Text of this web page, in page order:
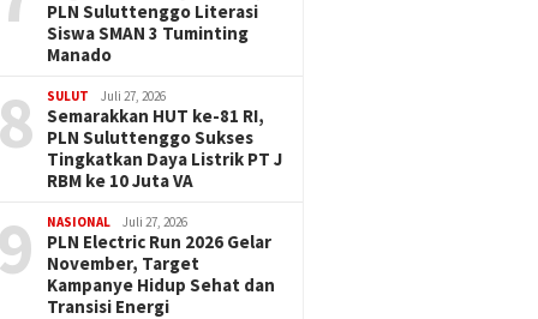
PLN Suluttenggo Literasi
Siswa SMAN 3 Tuminting
Manado
SULUT Juli 27, 2026
Semarakkan HUT ke-81 RI,
PLN Suluttenggo Sukses
Tingkatkan Daya Listrik PT J
RBM ke 10 Juta VA
NASIONAL Juli 27, 2026
PLN Electric Run 2026 Gelar
November, Target
Kampanye Hidup Sehat dan
Transisi Energi